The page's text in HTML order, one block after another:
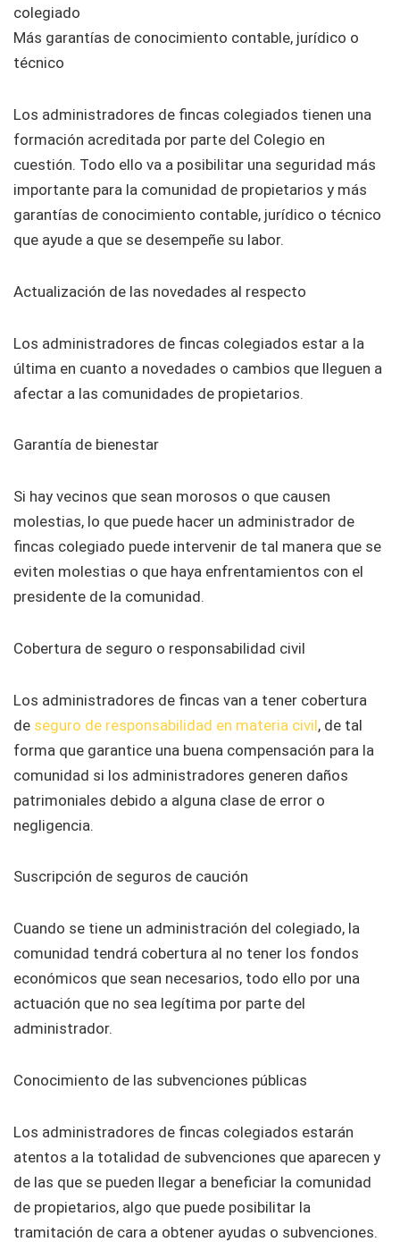
colegiado
Más garantías de conocimiento contable, jurídico o
técnico
Los administradores de fincas colegiados tienen una
formación acreditada por parte del Colegio en
cuestión. Todo ello va a posibilitar una seguridad más
importante para la comunidad de propietarios y más
garantías de conocimiento contable, jurídico o técnico
que ayude a que se desempeñe su labor.
Actualización de las novedades al respecto
Los administradores de fincas colegiados estar a la
última en cuanto a novedades o cambios que lleguen a
afectar a las comunidades de propietarios.
Garantía de bienestar
Si hay vecinos que sean morosos o que causen
molestias, lo que puede hacer un administrador de
fincas colegiado puede intervenir de tal manera que se
eviten molestias o que haya enfrentamientos con el
presidente de la comunidad.
Cobertura de seguro o responsabilidad civil
Los administradores de fincas van a tener cobertura
de seguro de responsabilidad en materia civil, de tal
forma que garantice una buena compensación para la
comunidad si los administradores generen daños
patrimoniales debido a alguna clase de error o
negligencia.
Suscripción de seguros de caución
Cuando se tiene un administración del colegiado, la
comunidad tendrá cobertura al no tener los fondos
económicos que sean necesarios, todo ello por una
actuación que no sea legítima por parte del
administrador.
Conocimiento de las subvenciones públicas
Los administradores de fincas colegiados estarán
atentos a la totalidad de subvenciones que aparecen y
de las que se pueden llegar a beneficiar la comunidad
de propietarios, algo que puede posibilitar la
tramitación de cara a obtener ayudas o subvenciones.